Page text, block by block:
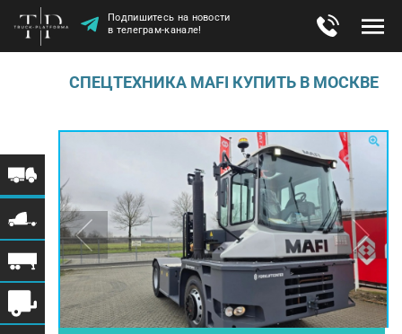
Подпишитесь на новости
в телеграм-канале!
СПЕЦТЕХНИКА MAFI КУПИТЬ В МОСКВЕ